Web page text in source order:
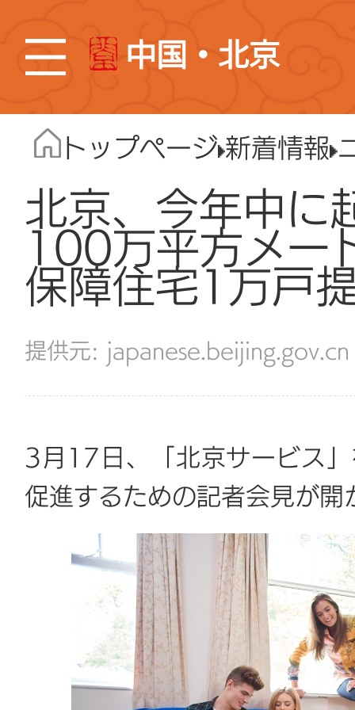
中国・北京
トップページ 新着情報
北京、今年中に
100万平方メー
保障住宅1万戸
japanese.beijing.gov.cn
3月17日、「北京サービス
促進するための記者会見が開